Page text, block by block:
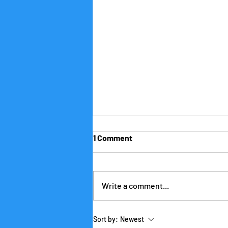
Why We Only Hire
1 Comment
Write a comment...
Sort by: Newest